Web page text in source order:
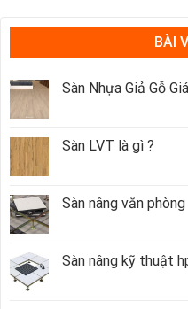
BÀI
Sàn Nhựa Giả Gỗ
Sàn LVT là gì ?
Sàn nâng văn phòng
Sàn nâng kỹ thuật